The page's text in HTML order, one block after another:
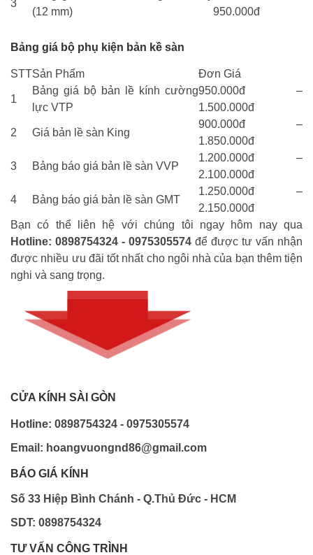
3
(12 mm)
950.000đ
Bảng giá bộ phụ kiện bản kề sàn
STTSản Phẩm Đơn Giá
1
Bảng giá bộ bản lề kính cường
lực VTP
950.000đ –
1.500.000đ
2 Giá bản lề sàn King
900.000đ –
1.850.000đ
3 Bảng báo giá bản lề sàn VVP
1.200.000đ –
2.100.000đ
4 Bảng báo giá bản lề sàn GMT
1.250.000đ –
2.150.000đ
Bạn có thể liên hệ với chúng tôi ngay hôm nay qua
Hotline: 0898754324 - 0975305574 để được tư vấn nhận
được nhiều ưu đãi tốt nhất cho ngôi nhà của bạn thêm tiện
nghi và sang trọng.
CỬA KÍNH SÀI GÒN
Hotline: 0898754324 - 0975305574
Email: hoangvuongnd86@gmail.com
BÁO GIÁ KÍNH
Số 33 Hiệp Bình Chánh - Q.Thủ Đức - HCM
SDT: 0898754324
TƯ VẤN CÔNG TRÌNH